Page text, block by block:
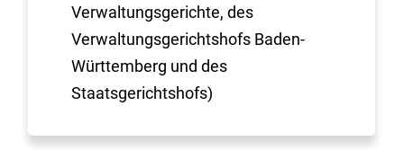
Verwaltungsgerichte, des
Verwaltungsgerichtshofs Baden-
Württemberg und des
Staatsgerichtshofs)